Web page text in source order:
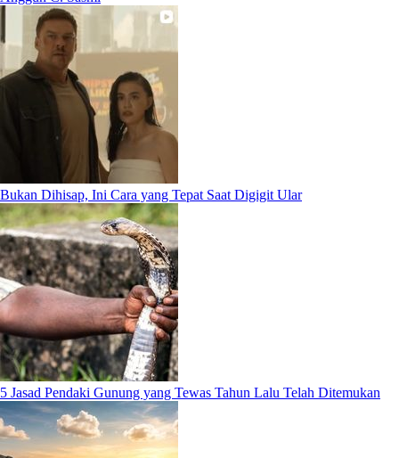
Bukan Dihisap, Ini Cara yang Tepat Saat Digigit Ular
5 Jasad Pendaki Gunung yang Tewas Tahun Lalu Telah Ditemukan